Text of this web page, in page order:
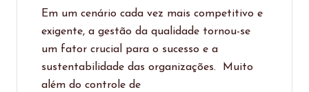
Em um cenário cada vez mais competitivo e
exigente, a gestão da qualidade tornou-se
um fator crucial para o sucesso e a
sustentabilidade das organizações. Muito
além do controle de